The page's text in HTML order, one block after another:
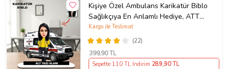
Kişiye Özel Ambulans Karikatür Biblo
Sağlıkçıya En Anlamlı Hediye, ATT
teknisyeni hediyesi
(22)
Kargo ile Teslimat
399,90 TL
Sepette 110 TL İndirim 289,90 TL